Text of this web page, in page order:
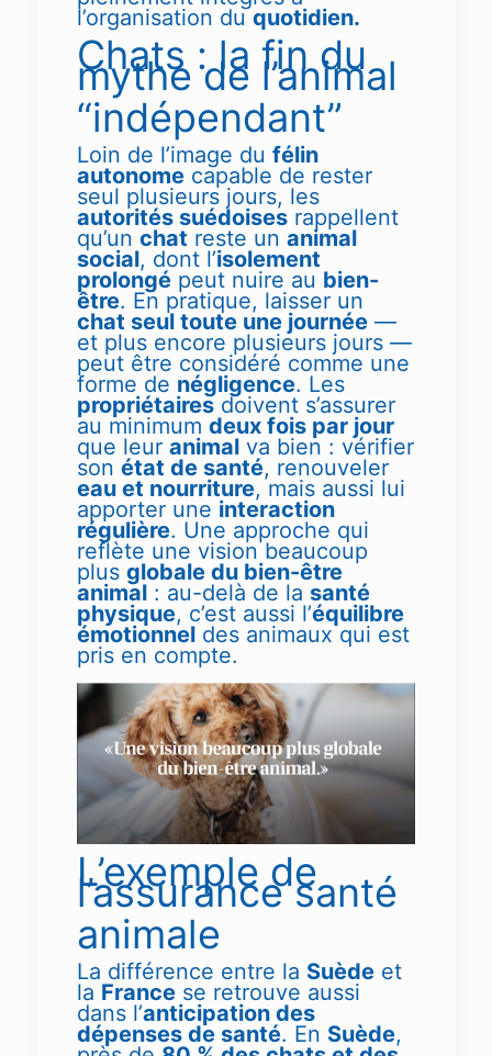
l’organisation duquotidien.
Chats : la fin du
mythe de l’animal
“indépendant”
Loin de l’image du félin
autonomecapable de rester
seul plusieurs jours, les
autorités suédoisesrappellent
qu’un chat reste un animal
social, dont l’isolement
prolongépeut nuire au bien-
être. En pratique, laisser un
chat seul toute une journée—
et plus encore plusieurs jours —
peut être considéré comme une
forme de négligence. Les
propriétairesdoivent s’assurer
au minimum deux fois par jour
que leur animalva bien : vérifier
son état de santé, renouveler
eau et nourriture, mais aussi lui
apporter une interaction
régulière. Une approche qui
reflète une vision beaucoup
plus globale du bien-être
animal: au-delà de la santé
physique, c’est aussi l’équilibre
émotionneldes animaux qui est
pris en compte.
L’exemple de
l’assurance santé
animale
La différence entre la Suèdeet
la Francese retrouve aussi
dans l’anticipation des
dépenses de santé. En Suède,